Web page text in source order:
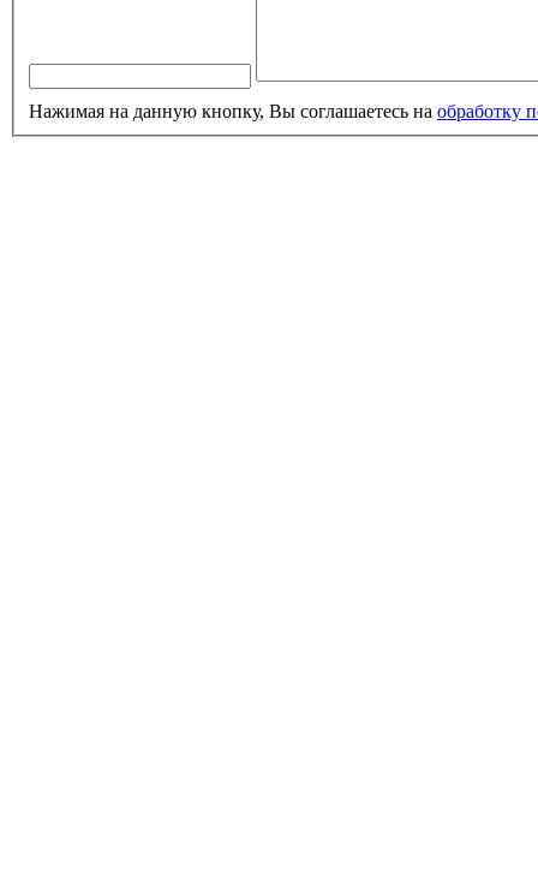
Нажимая на данную кнопку, Вы соглашаетесь на обработку